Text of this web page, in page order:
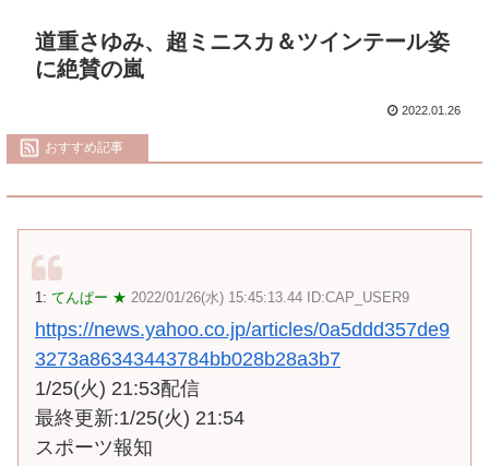
道重さゆみ、超ミニスカ＆ツインテール姿
に絶賛の嵐
2022.01.26
おすすめ記事
1: てんぱー ★ 2022/01/26(水) 15:45:13.44 ID:CAP_USER9
https://news.yahoo.co.jp/articles/0a5ddd357de9
3273a86343443784bb028b28a3b7
1/25(火) 21:53配信
最終更新:1/25(火) 21:54
スポーツ報知